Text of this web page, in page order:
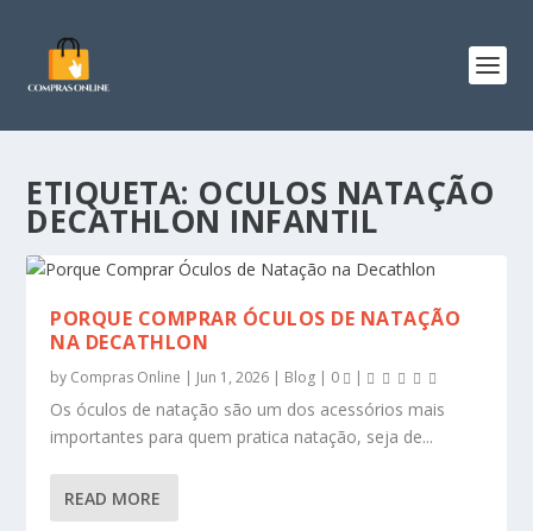
ETIQUETA: OCULOS NATAÇÃO
DECATHLON INFANTIL
PORQUE COMPRAR ÓCULOS DE NATAÇÃO
NA DECATHLON
by Compras Online | Jun 1, 2026 | Blog | 0 |
Os óculos de natação são um dos acessórios mais
importantes para quem pratica natação, seja de...
READ MORE